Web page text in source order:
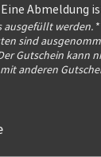
Abmeldung
ausgefüllt werden.
sind
Gutschein kann
anderen